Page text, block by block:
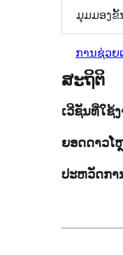
ມຸມມອງຂັ້
ການຊ່ວຍ
ສະຖິຕິ
ເວີຊັນທີ່ໃຊ້
ຍອດດາວໂ
ປະຫວັດກາ